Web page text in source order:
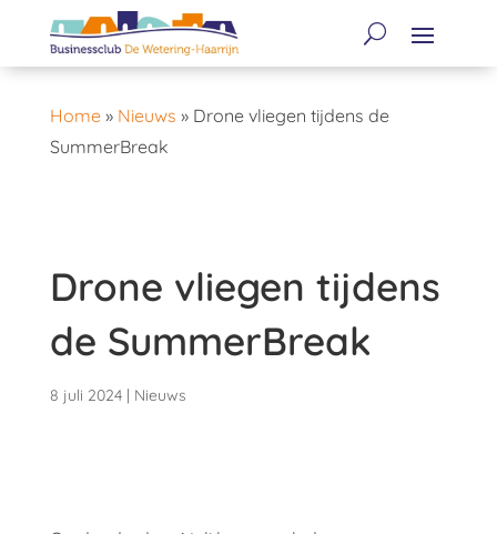
Home» Nieuws » Drone vliegen tijdens de
SummerBreak
Drone vliegen tijdens
de SummerBreak
8 juli 2024| Nieuws